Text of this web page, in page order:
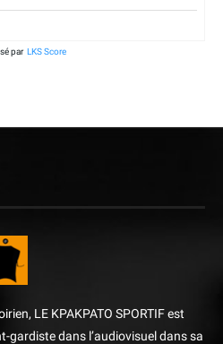
par LKS Score
LE KPAKPATO SPORTIF est
gardiste dans l’audiovisuel dans sa